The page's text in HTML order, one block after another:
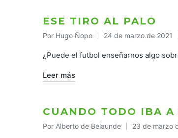
ESE TIRO AL PALO
Publicado
por
Por Hugo Ñopo 24 de marzo de 2021
¿Puede el futbol enseñarnos algo
Leer más
CUANDO TODO IBA A
Publicado
Por Alberto de Belaunde 23 de marzo